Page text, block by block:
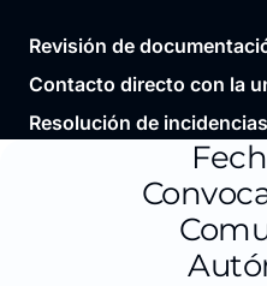
Revisión de
Contacto directo con la
Resolución de incidencias